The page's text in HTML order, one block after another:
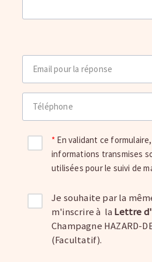
Email pour la réponse
Téléphone
En validant ce
informations transmises
utilisées pour le suivi de
Je souhaite par la
m'inscrire à la Lettre
Champagne HAZARD-
(Facultatif).